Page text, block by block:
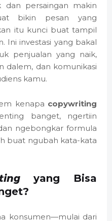
persaingan makin
bikin pesan yang
itu kunci buat tampil
Ini investasi yang bakal
penjualan yang naik,
dalem, dan komunikasi
kamu.
kenapa copywriting
banget, ngertiin
ngebongkar formula
buat ngubah kata-kata
yang Bisa
konsumen—mulai dari